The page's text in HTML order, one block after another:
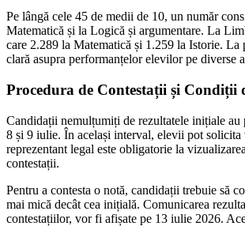
Pe lângă cele 45 de medii de 10, un număr
Matematică și la Logică și argumentare. La
care 2.289 la Matematică și 1.259 la Istorie.
clară asupra performanțelor elevilor pe diverse
Procedura de Contestații și Condiții
Candidații nemulțumiți de rezultatele inițiale au
8 și 9 iulie. În același interval, elevii pot
reprezentant legal este obligatorie la
contestații.
Pentru a contesta o notă, candidații trebuie să
mai mică decât cea inițială. Comunicarea
contestațiilor, vor fi afișate pe 13 iulie 2026.